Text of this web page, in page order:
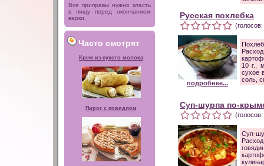
Все приправы нужно класть
в пищу перед окончанием
варки.
Часто смотрят
Крем из сухого молока
Пирог с повидлом
Русская похлебка
подробнее...
10 г.,
сухое
соль,
Суп-шурпа по-
Суп-